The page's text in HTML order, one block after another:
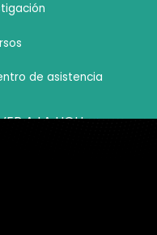
de asistencia
A LA UOH